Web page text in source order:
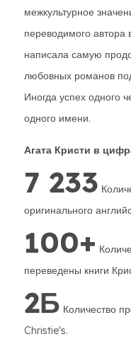
межкультурное
переводимого
написала самую
любовных романов
Иногда успех одного
одного имени.
Агата Кристи в
7 233
оригинального
100+
переведены книги
2Б Количество
Christie's.